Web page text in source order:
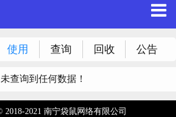
使用 查询 回收 公告
未查询到任何数据！
2018-2021 南宁袋鼠网络有限公司